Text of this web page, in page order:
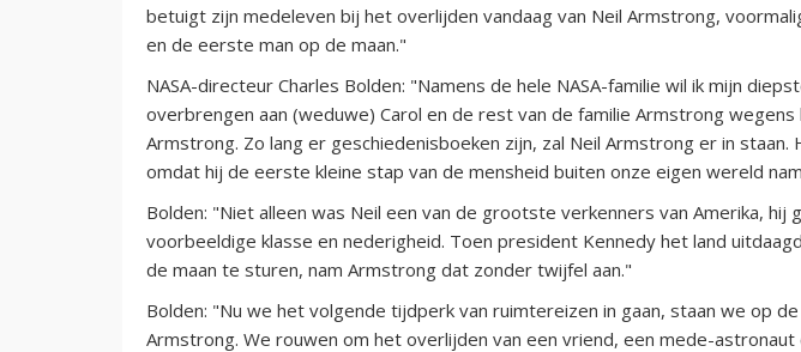
betuigt zijn medeleven bij het overlijden vandaag van Neil Armstrong,
en de eerste man op de maan."
NASA-directeur Charles Bolden: "Namens de hele NASA-familie wil ik mijn
overbrengen aan (weduwe) Carol en de rest van de familie Armstrong
Armstrong. Zo lang er geschiedenisboeken zijn, zal Neil Armstrong er in staan.
omdat hij de eerste kleine stap van de mensheid buiten onze eigen wereld
Bolden: "Niet alleen was Neil een van de grootste verkenners van Amerika, hij
voorbeeldige klasse en nederigheid. Toen president Kennedy het land
de maan te sturen, nam Armstrong dat zonder twijfel aan."
Bolden: "Nu we het volgende tijdperk van ruimtereizen in gaan, staan we op
Armstrong. We rouwen om het overlijden van een vriend, een mede-astronaut